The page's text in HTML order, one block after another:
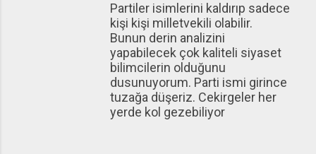
Partiler isimlerini kaldırıp sadece
kişi kişi milletvekili olabilir.
Bunun derin analizini
yapabilecek çok kaliteli siyaset
bilimcilerin olduğunu
dusunuyorum. Parti ismi girince
tuzağa düşeriz. Cekirgeler her
yerde kol gezebiliyor